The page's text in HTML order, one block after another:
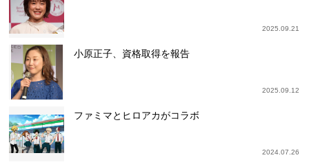
2025.09.21
小原正子、資格取得を報告
2025.09.12
ファミマとヒロアカがコラボ
2024.07.26